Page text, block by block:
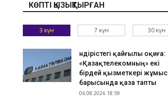
«МузАРТ» тобының әншісі Кенжебек Жанәбілов
07.08.2026 18:20
әкелгендер әшкереленді
07.08.2026 18:07
Қазақстандық ескек есушілер Азия
чемпионатында 4 медаль жеңіп алды
КӨПТІ ҚЫЗЫҚТЫРҒАН
3 күн 7 күн 30 күн
Өндірістегі қайғылы оқиға:
«Қазақтелекомның» екі
бірдей қызметкері жұмыс
барысында қаза тапты
06.08.2026 18:59